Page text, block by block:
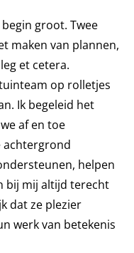
groot. Twee
maken van plannen,
et cetera.
op rolletjes
Ik begeleid het
af en toe
achtergrond
helpen
bij mij altijd terecht
dat ze plezier
werk van betekenis